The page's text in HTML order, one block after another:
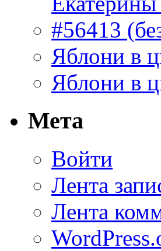
#56413
Яблони в
Яблони в
Мета
Войти
Лента
Лента